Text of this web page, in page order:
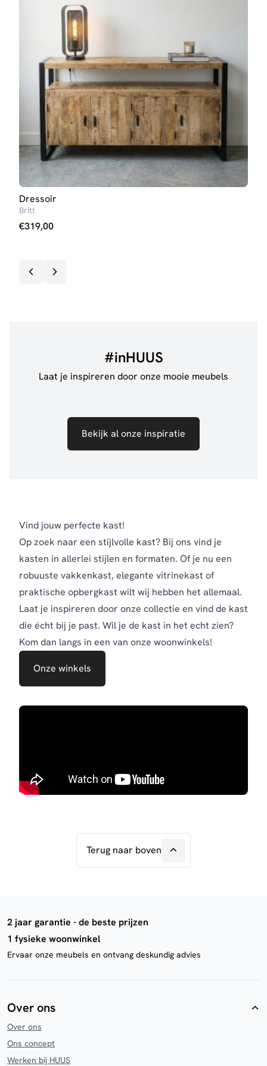
Dressoir
Britt
€319,00
#inHUUS
Laat je inspireren door onze mooie meubels
Bekijk al onze inspiratie
Vind jouw perfecte kast!
Op zoek naar een stijlvolle kast? Bij ons vind je
kasten in allerlei stijlen en formaten. Of je nu een
robuuste vakkenkast, elegante vitrinekast of
praktische opbergkast wilt wij hebben het allemaal.
Laat je inspireren door onze collectie en vind de kast
die écht bij je past. Wil je de kast in het echt zien?
Kom dan langs in een van onze woonwinkels!
Onze winkels
Terug naar boven
2 jaar garantie - de beste prijzen
1 fysieke woonwinkel
Ervaar onze meubels en ontvang deskundig advies
Over ons
Over ons
Ons concept
Werken bij HUUS